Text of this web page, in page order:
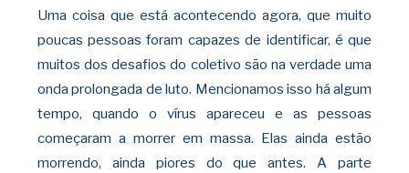
Uma coisa que está acontecendo agora, que muito
poucas pessoas foram capazes de identificar, é que
muitos dos desafios do coletivo são na verdade uma
onda prolongada de luto. Mencionamos isso há algum
tempo, quando o vírus apareceu e as pessoas
começaram a morrer em massa. Elas ainda estão
morrendo, ainda piores do que antes. A parte